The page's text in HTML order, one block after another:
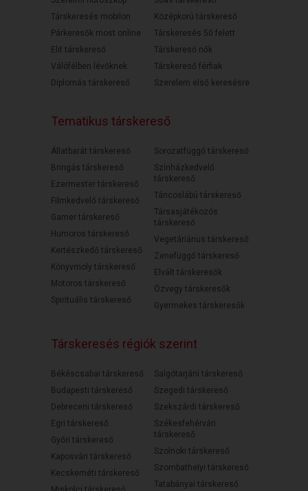
Társkeresés mobilon
Párkeresők most online
Elit társkereső
Válófélben lévőknek
Diplomás társkereső
Középkorú társkereső
Társkeresés 50 felett
Társkereső nők
Társkereső férfiak
Szerelem első keresésre
Tematikus társkereső
Állatbarát társkereső
Bringás társkereső
Ezermester társkereső
Filmkedvelő társkereső
Gamer társkereső
Humoros társkereső
Kertészkedő társkereső
Könyvmoly társkereső
Motoros társkereső
Spirituális társkereső
Sorozatfüggő társkereső
Színházkedvelő
társkereső
Táncoslábú társkereső
Társasjátékozós
társkereső
Vegetáriánus társkereső
Zenefüggő társkereső
Elvált társkeresők
Özvegy társkeresők
Gyermekes társkeresők
Társkeresés régiók szerint
Békéscsabai társkereső
Budapesti társkereső
Debreceni társkereső
Egri társkereső
Győri társkereső
Kaposvári társkereső
Kecskeméti társkereső
Salgótarjáni társkereső
Szegedi társkereső
Szekszárdi társkereső
Székesfehérvári
társkereső
Szolnoki társkereső
Szombathelyi társkereső
Tatabányai társkereső